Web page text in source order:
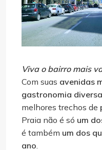
Viva o bairro mais
Com suas avenidas
gastronomia diversa
melhores trechos de
Praia não é só um
é também um dos
ano.